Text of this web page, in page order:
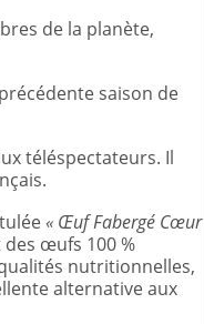
de la planète,
saison de
téléspectateurs. Il
« Œuf Fabergé Cœur
œufs 100 %
nutritionnelles,
alternative aux